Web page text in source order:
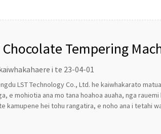
Chocolate Tempering
i te 23-04-01
LST Technology Co., Ltd. he kaiwhakarato
e mohiotia ana mo tana hoahoa auaha, nga
kamupene hei tohu rangatira, e noho ana i tetahi